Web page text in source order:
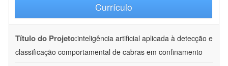
Currículo
Título do Projeto:inteligência artificial aplicada à detecção e
classificação comportamental de cabras em confinamento